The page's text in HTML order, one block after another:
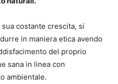
costante crescita, si
in maniera etica avendo
del proprio
sana in linea con
ambientale.